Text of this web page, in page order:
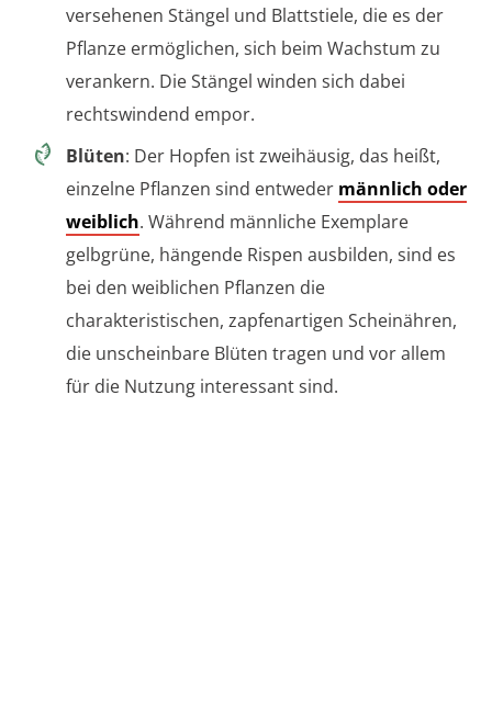
versehenen Stängel und Blattstiele, die es der
Pflanze ermöglichen, sich beim Wachstum zu
verankern. Die Stängel winden sich dabei
rechtswindend empor.
Blüten: Der Hopfen ist zweihäusig, das heißt,
einzelne Pflanzen sind entweder männlich oder
weiblich. Während männliche Exemplare
gelbgrüne, hängende Rispen ausbilden, sind es
bei den weiblichen Pflanzen die
charakteristischen, zapfenartigen Scheinähren,
die unscheinbare Blüten tragen und vor allem
für die Nutzung interessant sind.